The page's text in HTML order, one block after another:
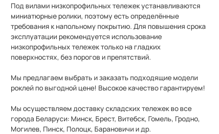
Под вилами низкопрофильных тележек устанавливаются
миниатюрные ролики, поэтому есть определённые
требования к напольному покрытию. Для повышения срока
эксплуатации рекомендуется использование
низкопрофильных тележек только на гладких
поверхностях, без порогов и препятствий.
Мы предлагаем выбрать и заказать подходящие модели
роклей по выгодной цене! Высокое качество гарантируем!
Мы осуществляем доставку складских тележек во все
города Беларуси: Минск, Брест, Витебск, Гомель, Гродно,
Могилев, Пинск, Полоцк, Барановичи и др.